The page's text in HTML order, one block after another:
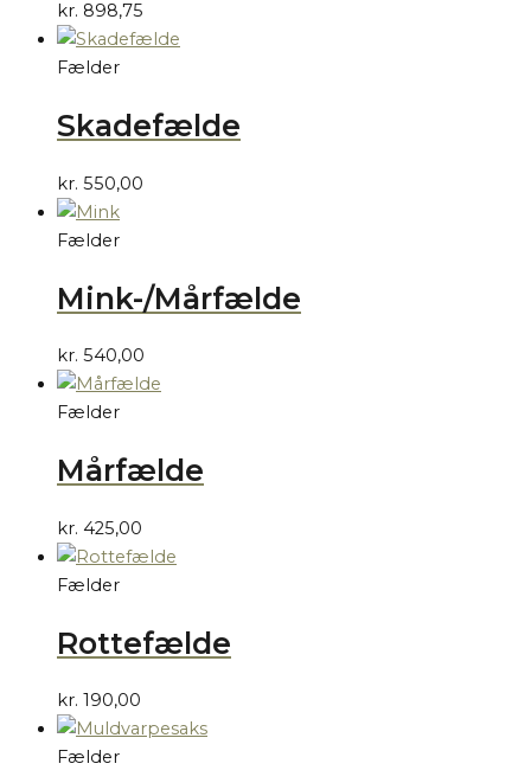
kr. 898,75
Fælder
Skadefælde
kr. 550,00
Fælder
Mink-/Mårfælde
kr. 540,00
Fælder
Mårfælde
kr. 425,00
Fælder
Rottefælde
kr. 190,00
Fælder